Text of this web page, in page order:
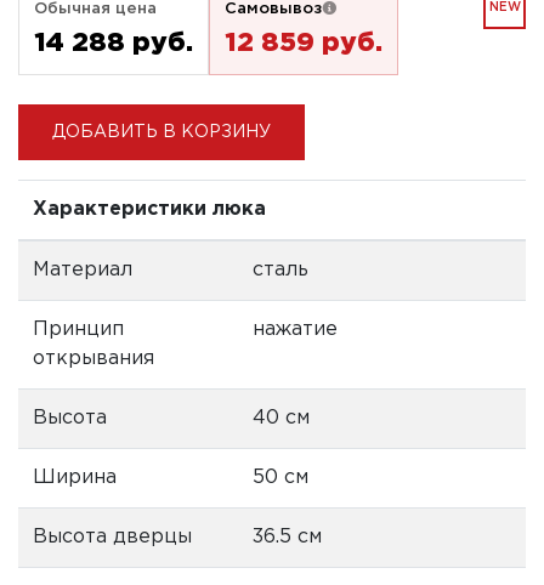
Обычная цена
14 288 pуб.
Самовывоз
12 859 pуб.
NEW
ДОБАВИТЬ В КОРЗИНУ
Характеристики люка
Материал сталь
Принцип
открывания
нажатие
Высота 40 см
Ширина 50 см
Высота дверцы 36.5 см